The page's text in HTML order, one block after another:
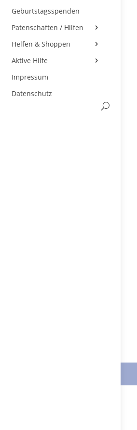
Geburtstagsspenden
Patenschaften / Hilfen
Helfen & Shoppen
Aktive Hilfe
Impressum
Datenschutz